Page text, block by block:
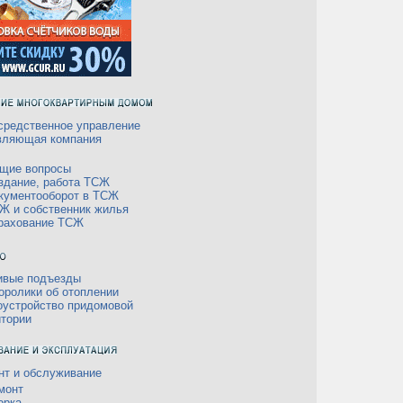
управление
компания
вопросы
работа ТСЖ
в ТСЖ
и собственник жилья
ТСЖ
подъезды
об отоплении
придомовой
и обслуживание